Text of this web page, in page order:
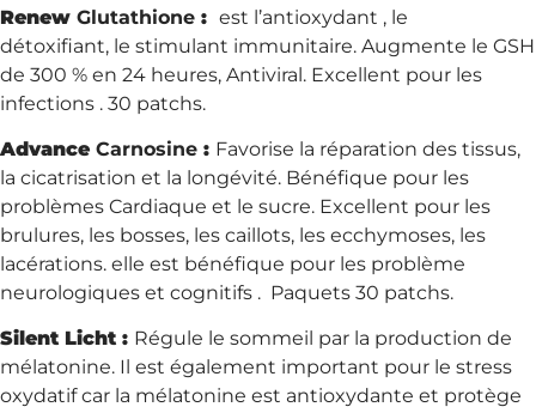
Renew Glutathione : est l’antioxydant , le
détoxifiant, le stimulant immunitaire. Augmente le GSH
de 300 % en 24 heures, Antiviral. Excellent pour les
infections . 30 patchs.
Advance Carnosine : Favorise la réparation des tissus,
la cicatrisation et la longévité. Bénéfique pour les
problèmes Cardiaque et le sucre. Excellent pour les
brulures, les bosses, les caillots, les ecchymoses, les
lacérations. elle est bénéfique pour les problème
neurologiques et cognitifs . Paquets 30 patchs.
Silent Licht : Régule le sommeil par la production de
mélatonine. Il est également important pour le stress
oxydatif car la mélatonine est antioxydante et protège